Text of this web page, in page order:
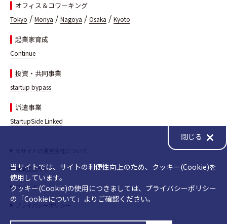
オフィス＆コワーキング
Tokyo / Moriya / Nagoya / Osaka / Kyoto
起業家育成
Continue
投資・共同事業
startup bypass
派遣事業
StartupSide Linked
起業支援ラボ
ヨムリエ
当サイトでは、サイトの利便性向上のため、クッキー(Cookie)を
使用しています。
クッキー(Cookie)の使用につきましては、プライバシーポリシー
の「Cookieについて」よりご確認ください。
閉じる